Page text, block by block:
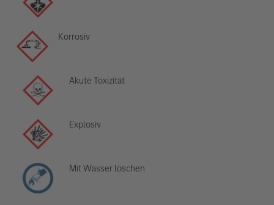
Korrosiv
Akute Toxizität
Explosiv
Mit Wasser löschen